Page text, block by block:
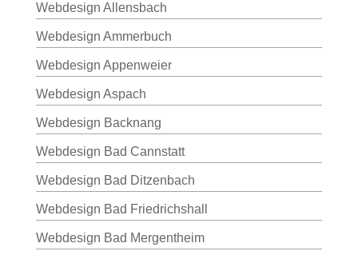
Webdesign Allensbach
Webdesign Ammerbuch
Webdesign Appenweier
Webdesign Aspach
Webdesign Backnang
Webdesign Bad Cannstatt
Webdesign Bad Ditzenbach
Webdesign Bad Friedrichshall
Webdesign Bad Mergentheim